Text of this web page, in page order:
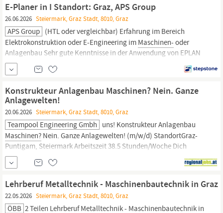
E-Planer in I Standort: Graz, APS Group
26.06.2026 Steiermark, Graz Stadt, 8010, Graz
APS Group (HTL oder vergleichbar) Erfahrung im Bereich
Elektrokonstruktion oder E-Engineering im Maschinen- oder
Anlagenbau Sehr gute Kenntnisse in der Anwendung von EPLAN
Electric P8 Gute Englischkenntnisse für die technische
Zusammenarbeit im internationalen Umfeld Technisches
Konstrukteur Anlagenbau Maschinen? Nein. Ganze
Anlagewelten!
20.06.2026 Steiermark, Graz Stadt, 8010, Graz
Teampool Engineering Gmbh uns! Konstrukteur Anlagenbau
Maschinen? Nein. Ganze Anlagewelten! (m/w/d) StandortGraz-
Puntigam, Steiermark Arbeitszeit 38.5 Stunden/Woche Dich
begeistertKonzeptionieren, entwerfen und realisieren von
Gesamt- und DetailkonstruktionenPlanung erforderlicher
KabeltassenErstellung von...
Lehrberuf Metalltechnik - Maschinenbautechnik in Graz
22.05.2026 Steiermark, Graz Stadt, 8010, Graz
ÖBB 2 Teilen Lehrberuf Metalltechnik - Maschinenbautechnik in